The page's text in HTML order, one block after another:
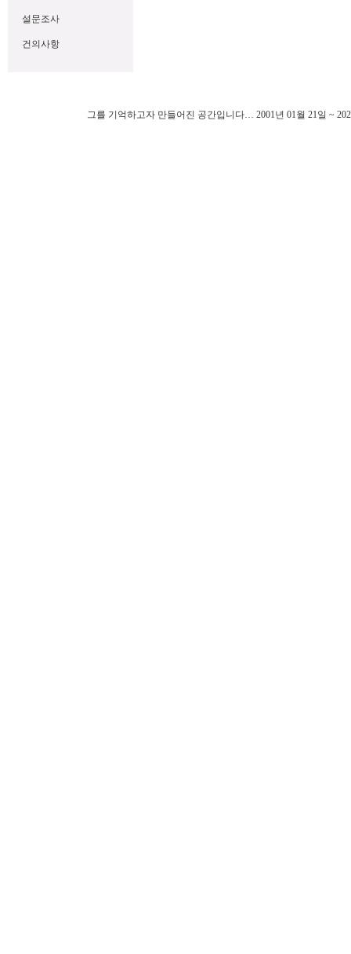
설문조사
건의사항
그를 기억하고자 만들어진 공간입니다… 2001년 01월 21일 ~